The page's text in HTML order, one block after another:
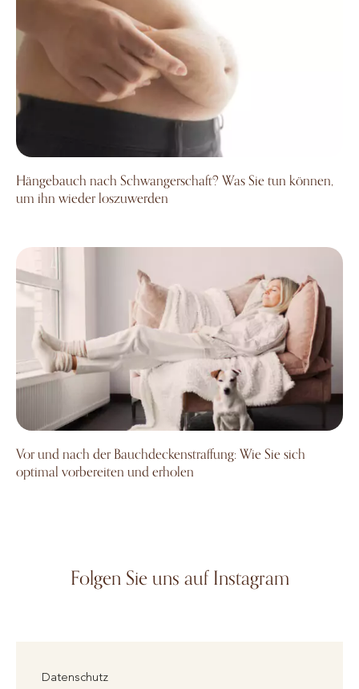
Hängebauch nach Schwangerschaft? Was Sie tun können,
um ihn wieder loszuwerden
Vor und nach der Bauchdeckenstraffung: Wie Sie sich
Vor und nach der Bauchdeckenstraffung: Wie Sie sich
optimal vorbereiten und erholen
Folgen Sie uns auf Instagram
Datenschutz